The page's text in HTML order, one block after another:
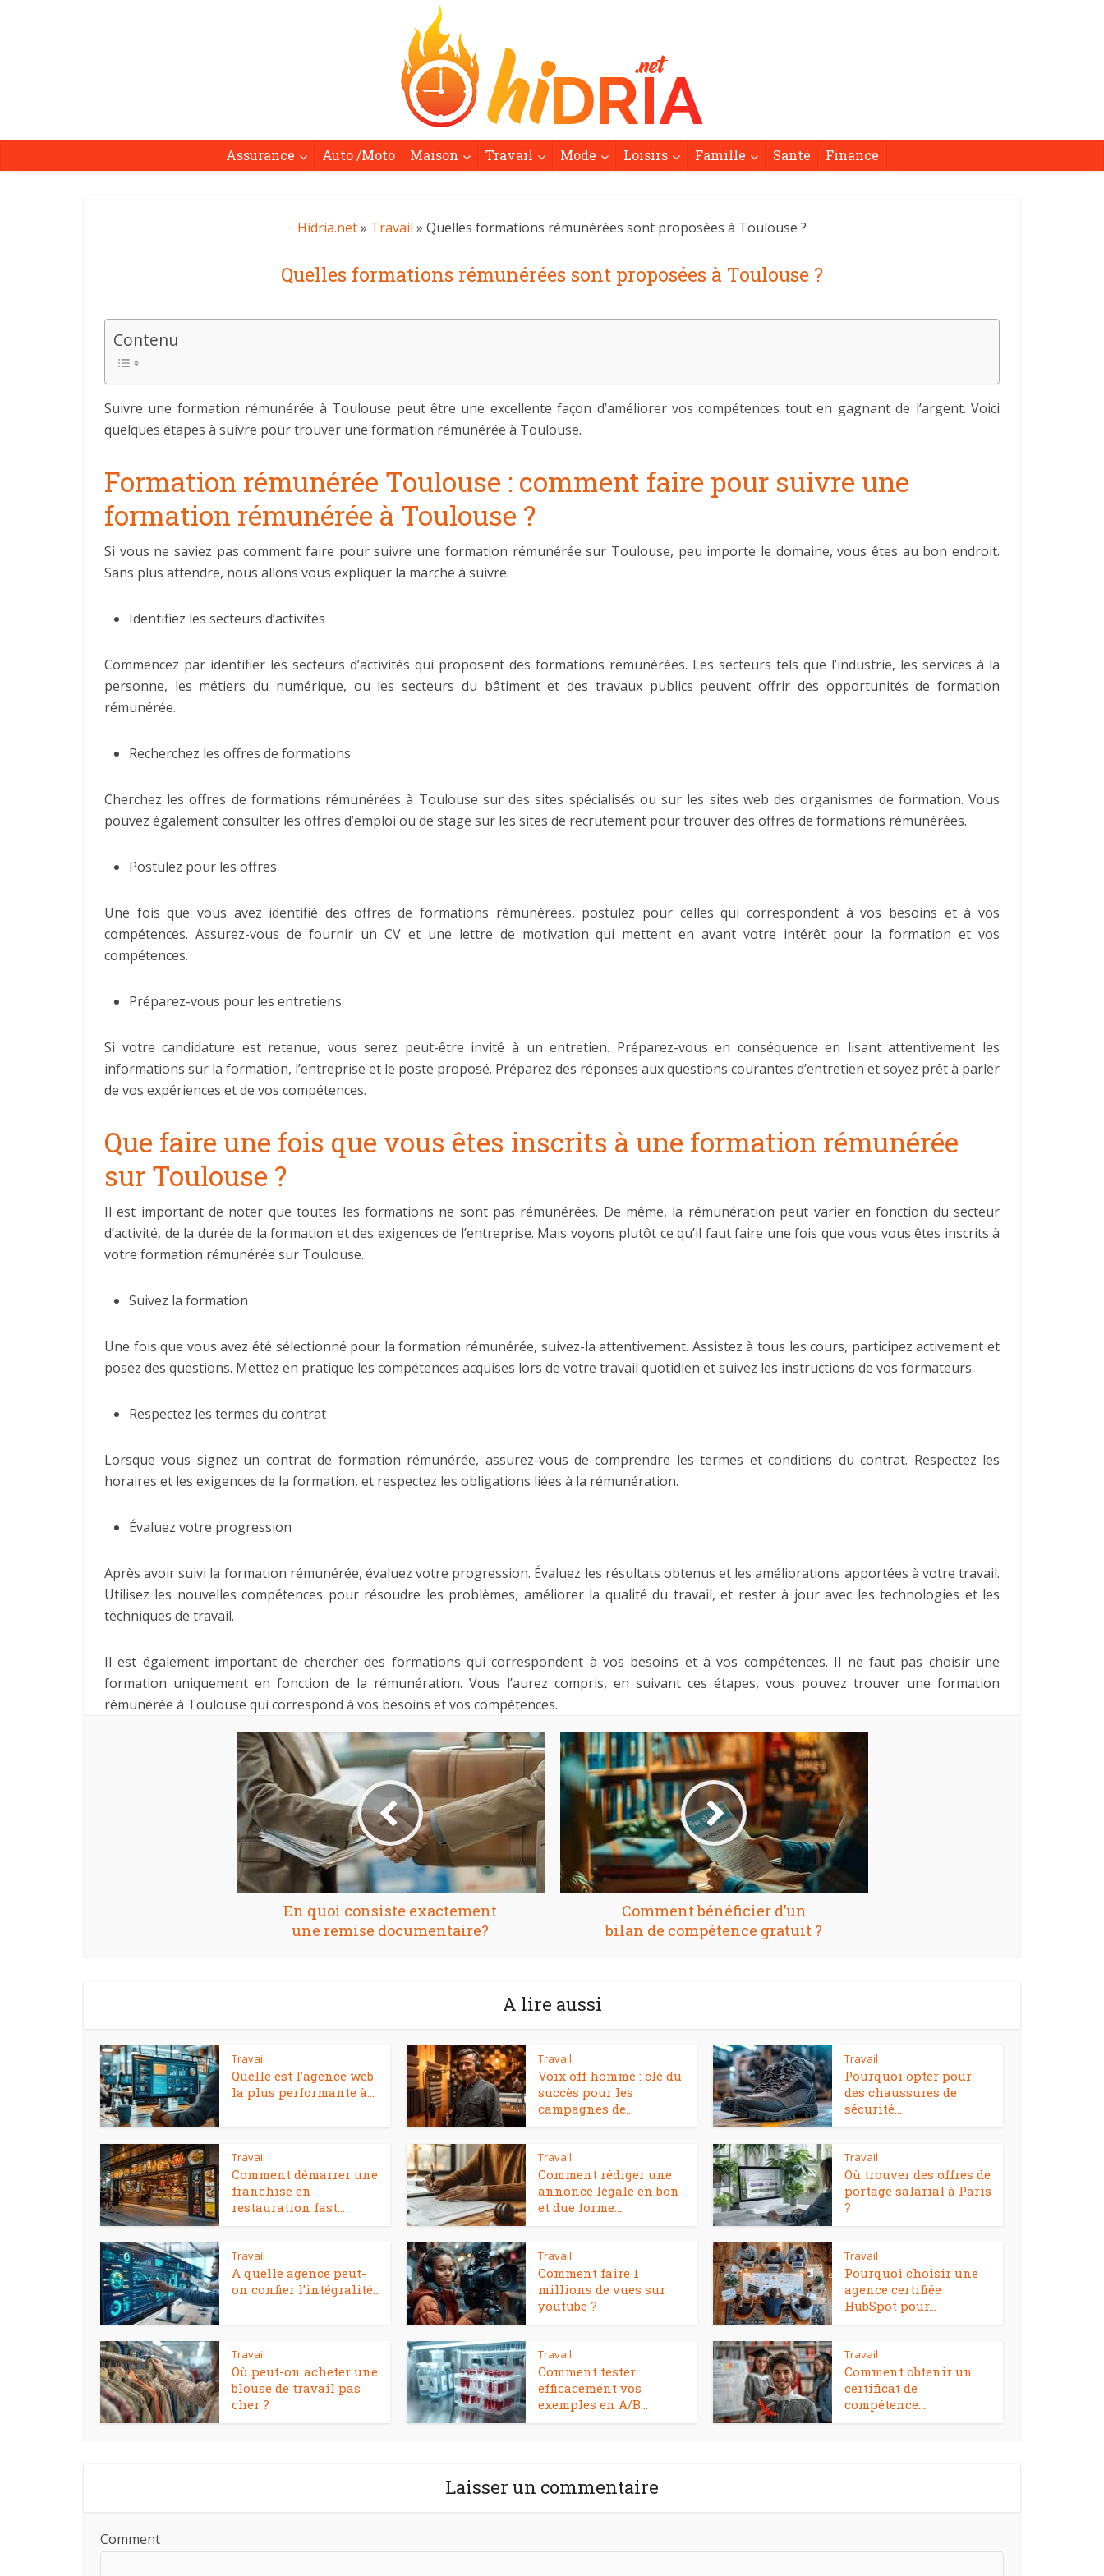
Assurance Auto /Moto Maison Travail Mode Loisirs Famille Santé Finance
Hidria.net» Travail » Quelles formations rémunérées sont proposées à Toulouse ?
Quelles formations rémunérées sont proposées à Toulouse ?
Contenu
Suivre une formation rémunérée à Toulouse peut être une excellente façon d’améliorer vos compétences tout en gagnant de l’argent. Voici
quelques étapes à suivre pour trouver une formation rémunérée à Toulouse.
Formation rémunérée Toulouse : comment faire pour suivre une
formation rémunérée à Toulouse ?
Si vous ne saviez pas comment faire pour suivre une formation rémunérée sur Toulouse, peu importe le domaine, vous êtes au bon endroit.
Sans plus attendre, nous allons vous expliquer la marche à suivre.
Identifiez les secteurs d’activités
Commencez par identifier les secteurs d’activités qui proposent des formations rémunérées. Les secteurs tels que l’industrie, les services à la
personne, les métiers du numérique, ou les secteurs du bâtiment et des travaux publics peuvent offrir des opportunités de formation
rémunérée.
Recherchez les offres de formations
Cherchez les offres de formations rémunérées à Toulouse sur des sites spécialisés ou sur les sites web des organismes de formation. Vous
pouvez également consulter les offres d’emploi ou de stage sur les sites de recrutement pour trouver des offres de formations rémunérées.
Postulez pour les offres
Une fois que vous avez identifié des offres de formations rémunérées, postulez pour celles qui correspondent à vos besoins et à vos
compétences. Assurez-vous de fournir un CV et une lettre de motivation qui mettent en avant votre intérêt pour la formation et vos
compétences.
Préparez-vous pour les entretiens
Si votre candidature est retenue, vous serez peut-être invité à un entretien. Préparez-vous en conséquence en lisant attentivement les
informations sur la formation, l’entreprise et le poste proposé. Préparez des réponses aux questions courantes d’entretien et soyez prêt à parler
de vos expériences et de vos compétences.
Que faire une fois que vous êtes inscrits à une formation rémunérée
sur Toulouse ?
Il est important de noter que toutes les formations ne sont pas rémunérées. De même, la rémunération peut varier en fonction du secteur
d’activité, de la durée de la formation et des exigences de l’entreprise. Mais voyons plutôt ce qu’il faut faire une fois que vous vous êtes inscrits à
votre formation rémunérée sur Toulouse.
Suivez la formation
Une fois que vous avez été sélectionné pour la formation rémunérée, suivez-la attentivement. Assistez à tous les cours, participez activement et
posez des questions. Mettez en pratique les compétences acquises lors de votre travail quotidien et suivez les instructions de vos formateurs.
Respectez les termes du contrat
Lorsque vous signez un contrat de formation rémunérée, assurez-vous de comprendre les termes et conditions du contrat. Respectez les
horaires et les exigences de la formation, et respectez les obligations liées à la rémunération.
Évaluez votre progression
Après avoir suivi la formation rémunérée, évaluez votre progression. Évaluez les résultats obtenus et les améliorations apportées à votre travail.
Utilisez les nouvelles compétences pour résoudre les problèmes, améliorer la qualité du travail, et rester à jour avec les technologies et les
techniques de travail.
Il est également important de chercher des formations qui correspondent à vos besoins et à vos compétences. Il ne faut pas choisir une
formation uniquement en fonction de la rémunération. Vous l’aurez compris, en suivant ces étapes, vous pouvez trouver une formation
rémunérée à Toulouse qui correspond à vos besoins et vos compétences.
En quoi consiste exactement
une remise documentaire?
Comment bénéficier d’un
bilan de compétence gratuit ?
A lire aussi
Travail
Quelle est l’agence web
la plus performante à...
Travail
Voix off homme : clé du
succès pour les
campagnes de...
Travail
Pourquoi opter pour
des chaussures de
sécurité...
Travail
Comment démarrer une
franchise en
restauration fast...
Travail
Comment rédiger une
annonce légale en bon
et due forme...
Travail
Où trouver des offres de
portage salarial à Paris
?
Travail
A quelle agence peut-
on confier l’intégralité...
Travail
Comment faire 1
millions de vues sur
youtube ?
Travail
Pourquoi choisir une
agence certifiée
HubSpot pour...
Travail
Où peut-on acheter une
blouse de travail pas
cher ?
Travail
Comment tester
efficacement vos
exemples en A/B...
Travail
Comment obtenir un
certificat de
compétence...
Laisser un commentaire
Comment